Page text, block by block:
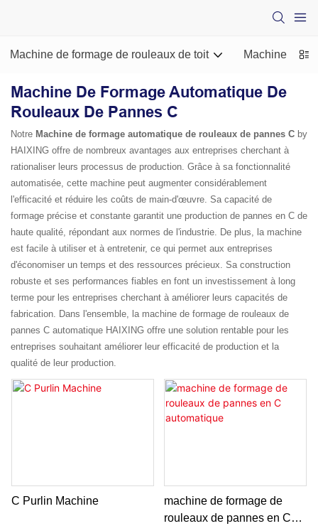
Machine de formage de rouleaux de toit Machine de
Machine De Formage Automatique De
Rouleaux De Pannes C
Notre Machine de formage automatique de rouleaux de pannes C by
HAIXING offre de nombreux avantages aux entreprises cherchant à
rationaliser leurs processus de production. Grâce à sa fonctionnalité
automatisée, cette machine peut augmenter considérablement
l'efficacité et réduire les coûts de main-d'œuvre. Sa capacité de
formage précise et constante garantit une production de pannes en C de
haute qualité, répondant aux normes de l'industrie. De plus, la machine
est facile à utiliser et à entretenir, ce qui permet aux entreprises
d'économiser un temps et des ressources précieux. Sa construction
robuste et ses performances fiables en font un investissement à long
terme pour les entreprises cherchant à améliorer leurs capacités de
fabrication. Dans l'ensemble, la machine de formage de rouleaux de
pannes C automatique HAIXING offre une solution rentable pour les
entreprises souhaitant améliorer leur efficacité de production et la
qualité de leur production.
C Purlin Machine
machine de formage de
rouleaux de pannes en C